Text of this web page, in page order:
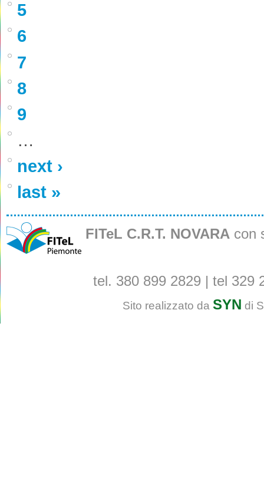
5
6
7
8
9
…
next ›
last »
FITeL C.R.T. NOVARA con
tel. 380 899 2829 | tel 329
Sito realizzato da SYN di